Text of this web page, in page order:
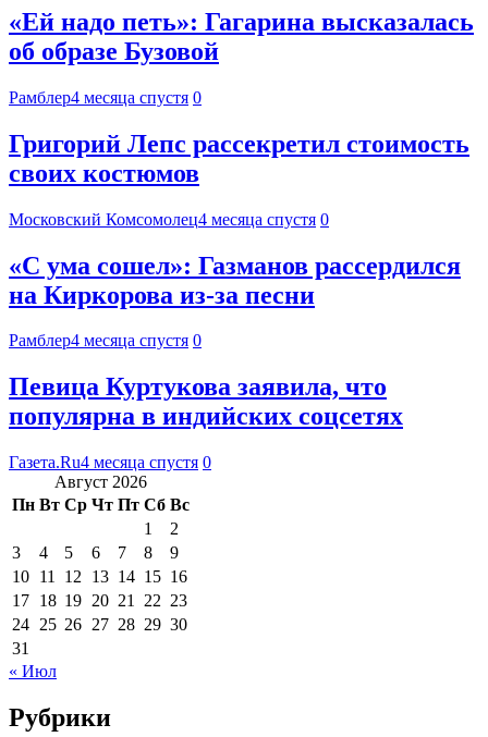
«Ей надо петь»: Гагарина высказалась
об образе Бузовой
Рамблер4 месяца спустя 0
Григорий Лепс рассекретил стоимость
своих костюмов
Московский Комсомолец4 месяца спустя 0
«С ума сошел»: Газманов рассердился
на Киркорова из-за песни
Рамблер4 месяца спустя 0
Певица Куртукова заявила, что
популярна в индийских соцсетях
Газета.Ru4 месяца спустя 0
Август 2026
Пн Вт Ср Чт Пт Сб Вс
1
2
3
4 5 6 7 8
9
10 11 12 13 14 15 16
17 18 19 20 21 22 23
24 25 26 27 28 29 30
31
« Июл
Рубрики